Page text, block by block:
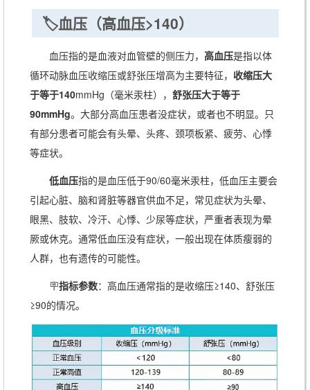
🏷️血压（高血压>140）
血压指的是血液对血管壁的侧压力， 高血压是指以体
循环动脉血压收缩压或舒张压增高为主要特征， 收缩压大
于等于140mmHg（毫米汞柱）， 舒张压大于等于
90mmHg。大部分高血压患者没症状，或者也不明显。只
有部分患者可能会有头晕、头疼、颈项板紧、疲劳、心悸
等症状。
低血压指的是血压低于90/60毫米汞柱，低血压主要会
引起心脏、脑和肾脏等器官供血不足，常见症状为头晕、
眼黑、肢软、冷汗、心悸、少尿等症状，严重者表现为晕
厥或休克。通常低血压没有症状，一般出现在体质瘦弱的
人群，也有遗传的可能性。
🪧指标参数：高血压通常指的是收缩压≥140、舒张压
≥90的情况。